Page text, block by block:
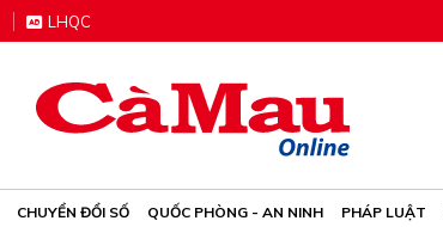
LHQC
CHUYỂN ĐỔI SỐ QUỐC PHÒNG - AN NINH PHÁP LUẬT